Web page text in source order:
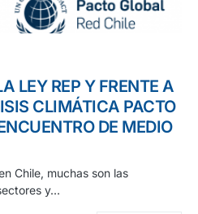
LEY REP Y FRENTE A
CLIMÁTICA PACTO
DE MEDIO
Chile, muchas son las
y…